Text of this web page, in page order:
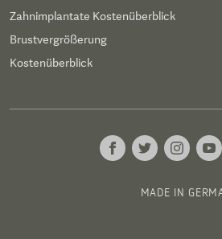
Zahnimplantate Kostenüberblick
Brustvergrößerung
Kostenüberblick
MADE IN